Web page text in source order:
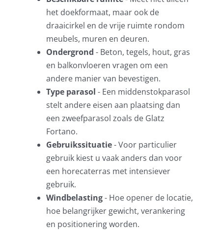
het doekformaat, maar ook de
draaicirkel en de vrije ruimte rondom
meubels, muren en deuren.
Ondergrond - Beton, tegels, hout, gras
en balkonvloeren vragen om een
andere manier van bevestigen.
Type parasol - Een middenstokparasol
stelt andere eisen aan plaatsing dan
een zweefparasol zoals de Glatz
Fortano.
Gebruikssituatie- Voor particulier
gebruik kiest u vaak anders dan voor
een horecaterras met intensiever
gebruik.
Windbelasting- Hoe opener de locatie,
hoe belangrijker gewicht, verankering
en positionering worden.